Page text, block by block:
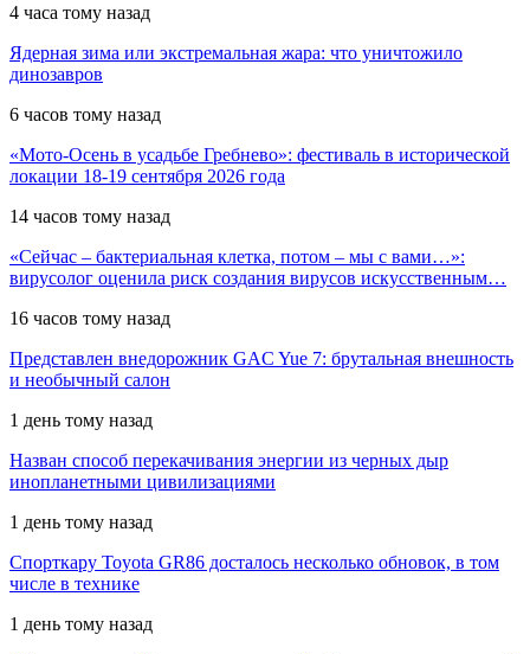
4 часа тому назад
Ядерная зима или экстремальная жара: что уничтожило
динозавров
6 часов тому назад
«Мото-Осень в усадьбе Гребнево»: фестиваль в исторической
локации 18-19 сентября 2026 года
14 часов тому назад
«Сейчас – бактериальная клетка, потом – мы с вами…»:
вирусолог оценила риск создания вирусов искусственным…
16 часов тому назад
Представлен внедорожник GAC Yue 7: брутальная внешность
и необычный салон
1 день тому назад
Назван способ перекачивания энергии из черных дыр
инопланетными цивилизациями
1 день тому назад
Спорткару Toyota GR86 досталось несколько обновок, в том
числе в технике
1 день тому назад